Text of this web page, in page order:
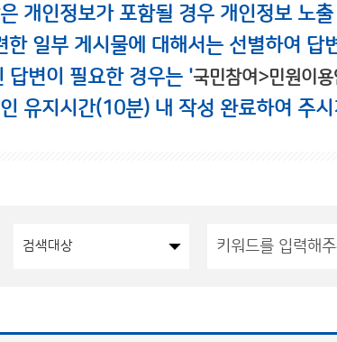
개인정보가 포함될 경우 개인정보 노
한 일부 게시물에 대해서는 선별하여 답
변이 필요한 경우는 '국민참여>민원이용
유지시간(10분) 내 작성 완료하여 주